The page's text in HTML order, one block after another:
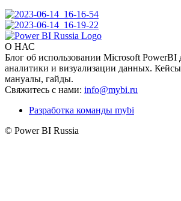
О НАС
Блог об использовании Microsoft PowerBI
аналитики и визуализации данных.
мануалы, гайды.
Свяжитесь с нами: info@mybi.ru
Разработка команды mybi
© Power BI Russia